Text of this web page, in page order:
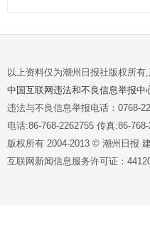
以上资料仅为潮州日报社版权所
中国互联网违法和不良信息举报中
违法与不良信息举报电话：0768-
电话:86-768-2262755 传真:86-
版权所有 2004-2013 © 潮州日报
互联网新闻信息服务许可证：